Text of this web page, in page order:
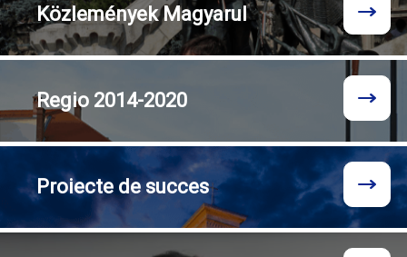
KözleményekMagyarul
Regio 2014-2020
Proiecte de succes